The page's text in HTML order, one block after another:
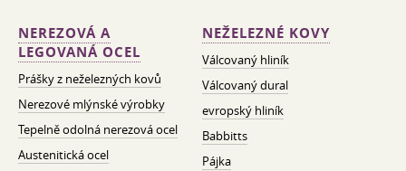
NEREZOVÁ A
LEGOVANÁ OCEL
Prášky z neželezných kovů
Nerezové mlýnské výrobky
Tepelně odolná nerezová ocel
Austenitická ocel
NEŽELEZNÉ KOVY
Válcovaný hliník
Válcovaný dural
evropský hliník
Babbitts
Pájka